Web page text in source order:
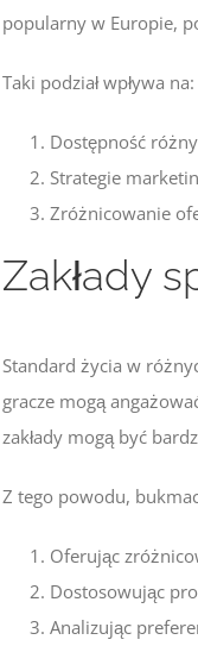
popularny w Europie,
Taki podział wpływa na:
Dostępność
Strategie
Zróżnicowanie
Zakłady
Standard życia w
gracze mogą
zakłady mogą być
Z tego powodu,
Oferując
Dostosowując
Analizując